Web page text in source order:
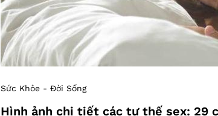
Sức Khỏe - Đời Sống
Hình ảnh chi tiết các tư thế sex: 29